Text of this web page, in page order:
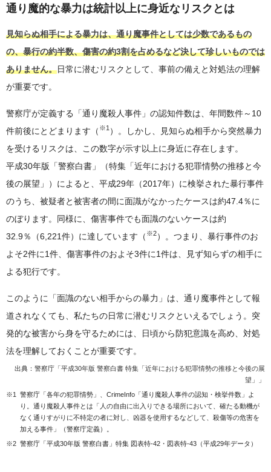
通り魔的な暴力は統計以上に身近なリスクとは
見知らぬ相手による暴力は、通り魔事件としては少数であるもの
の、暴行の約半数、傷害の約3割を占めるなど決して珍しいものでは
ありません。日常に潜むリスクとして、事前の備えと対処法の理解
が重要です。
警察庁が定義する「通り魔殺人事件」の認知件数は、年間数件～10
件前後にとどまります（ ※1 ）。しかし、見知らぬ相手から突然暴力
を受けるリスクは、この数字が示す以上に身近に存在します。
平成30年版「警察白書」（特集「近年における犯罪情勢の推移と今
後の展望」）によると、平成29年（2017年）に検挙された暴行事件
のうち、被疑者と被害者の間に面識がなかったケースは約47.4％に
のぼります。同様に、傷害事件でも面識のないケースは約
32.9％（6,221件）に達しています（ ※2）。つまり、暴行事件のお
よそ2件に1件、傷害事件のおよそ3件に1件は、見ず知らずの相手に
よる犯行です。
このように「面識のない相手からの暴力」は、通り魔事件として報
道されなくても、私たちの日常に潜むリスクといえるでしょう。突
発的な被害から身を守るためには、日頃から防犯意識を高め、対処
法を理解しておくことが重要です。
出典： 警察庁「平成30年版 警察白書 特集「近年における犯罪情勢の推移と今後の展
望」」
※1
警察庁「各年の犯罪情勢」、CrimeInfo「通り魔殺人事件の認知・検挙件数」よ
り。通り魔殺人事件とは「人の自由に出入りできる場所において、確たる動機が
なく通りすがりに不特定の者に対し、凶器を使用するなどして、殺傷等の危害を
加える事件」（警察庁定義）。
※2 警察庁「平成30年版 警察白書」特集 図表特-42・図表特-43（平成29年データ）